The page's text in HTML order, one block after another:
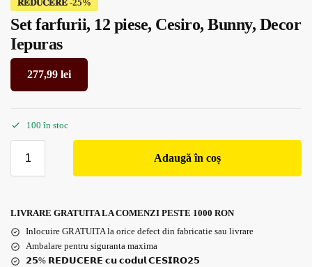
𝐑𝐄𝐃𝐔𝐂𝐄𝐑𝐄
Set farfurii, 12 piese, Cesiro, Bunny, Decor
Iepuras
277,99 lei
100 în stoc
Adaugă în coș
LIVRARE GRATUITA LA COMENZI PESTE 1000 RON
Inlocuire GRATUITA la orice defect din fabricatie sau livrare
Ambalare pentru siguranta maxima
𝟮𝟱% 𝗥𝗘𝗗𝗨𝗖𝗘𝗥𝗘 𝗰𝘂 𝗰𝗼𝗱𝘂𝗹 𝗖𝗘𝗦𝗜𝗥𝗢𝟮𝟱